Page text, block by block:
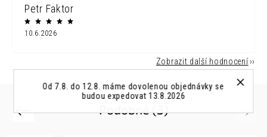
Od 7.8. do 12.8. máme dovolenou objednávky se
budou expedovat 13.8.2026
Petr Faktor
10.6.2026
Zobrazit další hodnocení
Podobné (3)